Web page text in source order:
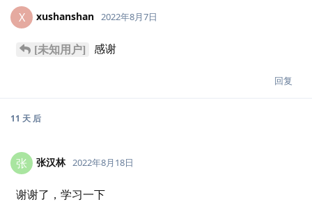
X xushanshan 2022年8月7日
[未知用户] 感谢
回复
11 天后
张 张汉林 2022年8月18日
谢谢了，学习一下